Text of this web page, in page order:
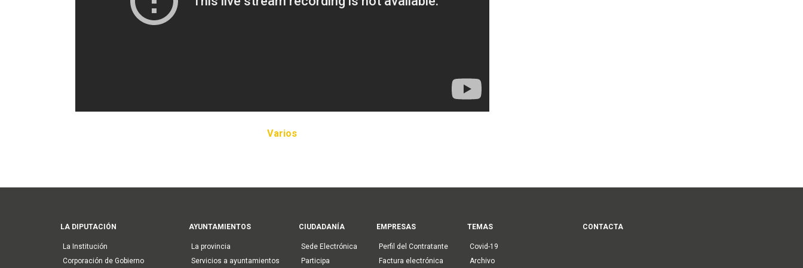
Varios
Main
navigation
LA DIPUTACIÓN
La Institución
Corporación de Gobierno
AYUNTAMIENTOS
La provincia
Servicios a ayuntamientos
CIUDADANÍA
Sede Electrónica
Participa
EMPRESAS
Perfil del Contratante
Factura electrónica
TEMAS
Covid-19
Archivo
CONTACTA